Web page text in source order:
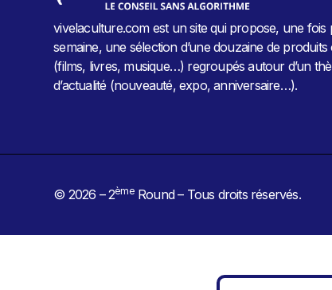
vivelaculture.com est un site qui propose, une fois
semaine, une sélection d’une douzaine de
(films, livres, musique…) regroupés autour d’un
d’actualité (nouveauté, expo, anniversaire…).
© 2026 – 2èmeRound – Tous droits réservés.